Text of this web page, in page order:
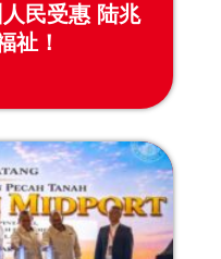
民受惠 陆兆
祉！